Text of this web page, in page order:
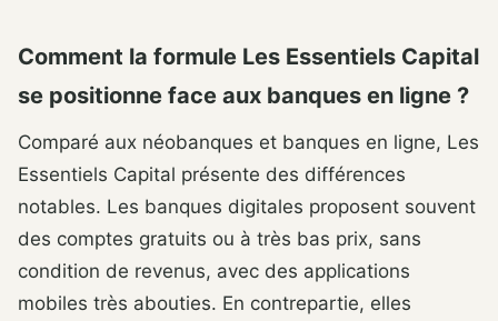
Comment la formule Les Essentiels Capital
se positionne face aux banques en ligne ?
Comparé aux néobanques et banques en ligne, Les
Essentiels Capital présente des différences
notables. Les banques digitales proposent souvent
des comptes gratuits ou à très bas prix, sans
condition de revenus, avec des applications
mobiles très abouties. En contrepartie, elles